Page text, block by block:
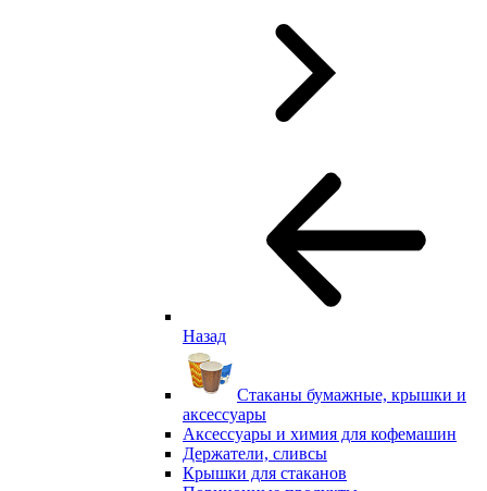
Назад
Стаканы бумажные, крышки и
аксессуары
Аксессуары и химия для кофемашин
Держатели, сливсы
Крышки для стаканов